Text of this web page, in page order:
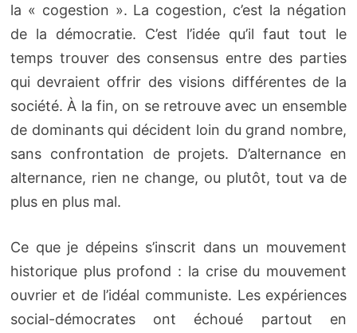
la « cogestion ». La cogestion, c’est la négation
de la démocratie. C’est l’idée qu’il faut tout le
temps trouver des consensus entre des parties
qui devraient offrir des visions différentes de la
société. À la fin, on se retrouve avec un ensemble
de dominants qui décident loin du grand nombre,
sans confrontation de projets. D’alternance en
alternance, rien ne change, ou plutôt, tout va de
plus en plus mal.
Ce que je dépeins s’inscrit dans un mouvement
historique plus profond : la crise du mouvement
ouvrier et de l’idéal communiste. Les expériences
social-démocrates ont échoué partout en